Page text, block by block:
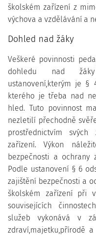
školském zařízení z
výchova a vzdělávání a
Dohled nad žáky
Veškeré povinnosti
dohledu nad
ustanovení,kterým je §
kterého je třeba nad
hled. Tuto povinnost
nezletilí přechodně
prostřednictvím
zařízení. Výkon
bezpečnosti a ochrany
Podle ustanovení § 6
zajištění bezpečnosti a
školském zařízení při
souvisejících
služeb vykonává v
zdraví,majetku,přírodě